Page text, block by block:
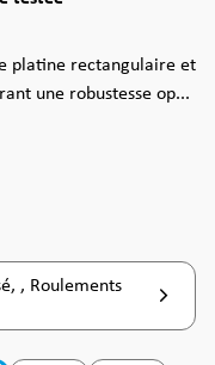
platine rectangulaire et
une robustesse op...
, Roulements